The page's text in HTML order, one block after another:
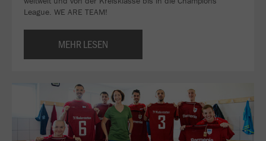
League. WE ARE TEAM!
MEHR LESEN